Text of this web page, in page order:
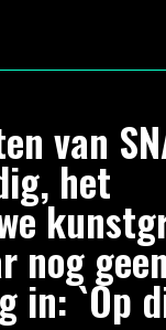
van
het
nog geen
in: `Op